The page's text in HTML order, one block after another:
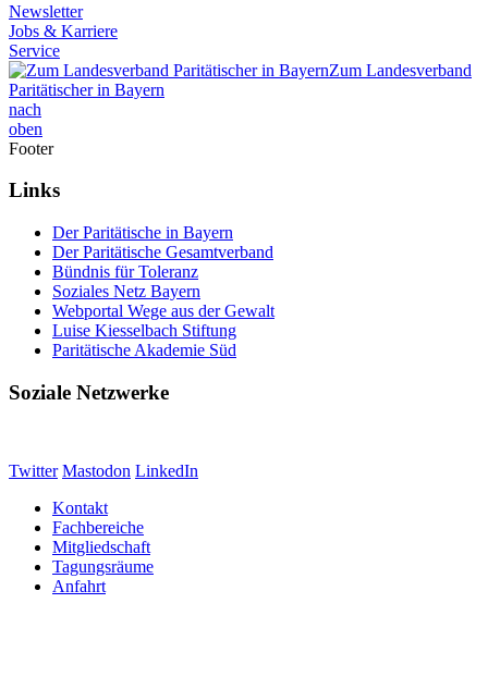
Newsletter
Jobs & Karriere
Service
Zum Landesverband
Paritätischer in Bayern
nach
oben
Footer
Links
Der Paritätische in Bayern
Der Paritätische Gesamtverband
Bündnis für Toleranz
Soziales Netz Bayern
Webportal Wege aus der Gewalt
Luise Kiesselbach Stiftung
Paritätische Akademie Süd
Soziale Netzwerke
Twitter Mastodon LinkedIn
Kontakt
Fachbereiche
Mitgliedschaft
Tagungsräume
Anfahrt